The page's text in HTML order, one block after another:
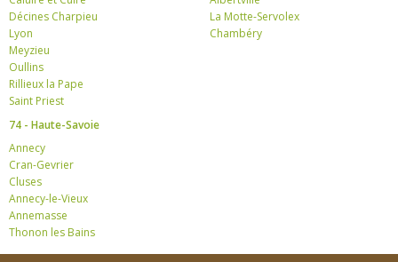
Décines Charpieu
Lyon
Meyzieu
Oullins
Rillieux la Pape
Saint Priest
La Motte-Servolex
Chambéry
74 - Haute-Savoie
Annecy
Cran-Gevrier
Cluses
Annecy-le-Vieux
Annemasse
Thonon les Bains